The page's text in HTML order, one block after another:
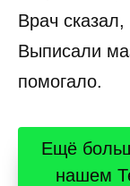
Врач
Выписали
помогало.
Ещё
нашем